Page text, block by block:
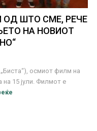
ШТО СМЕ, РЕЧЕ
НА НОВИОТ
осмиот филм на
15 јули. Филмот е